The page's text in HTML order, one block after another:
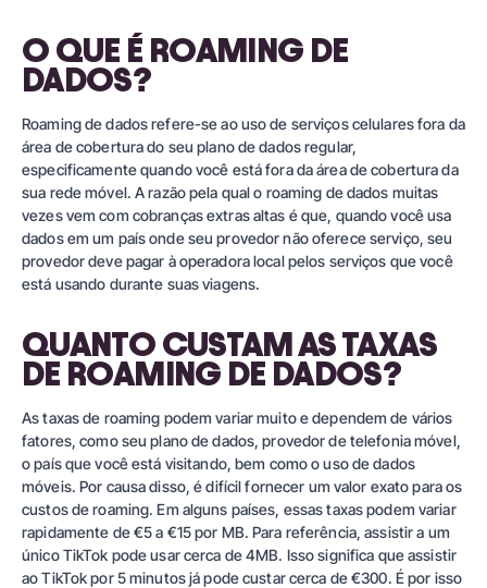
O QUE É ROAMING DE
DADOS?
Roaming de dados refere-se ao uso de serviços celulares fora da
área de cobertura do seu plano de dados regular,
especificamente quando você está fora da área de cobertura da
sua rede móvel. A razão pela qual o roaming de dados muitas
vezes vem com cobranças extras altas é que, quando você usa
dados em um país onde seu provedor não oferece serviço, seu
provedor deve pagar à operadora local pelos serviços que você
está usando durante suas viagens.
QUANTO CUSTAM AS TAXAS
DE ROAMING DE DADOS?
As taxas de roaming podem variar muito e dependem de vários
fatores, como seu plano de dados, provedor de telefonia móvel,
o país que você está visitando, bem como o uso de dados
móveis. Por causa disso, é difícil fornecer um valor exato para os
custos de roaming. Em alguns países, essas taxas podem variar
rapidamente de €5 a €15 por MB. Para referência, assistir a um
único TikTok pode usar cerca de 4MB. Isso significa que assistir
ao TikTok por 5 minutos já pode custar cerca de €300. É por isso